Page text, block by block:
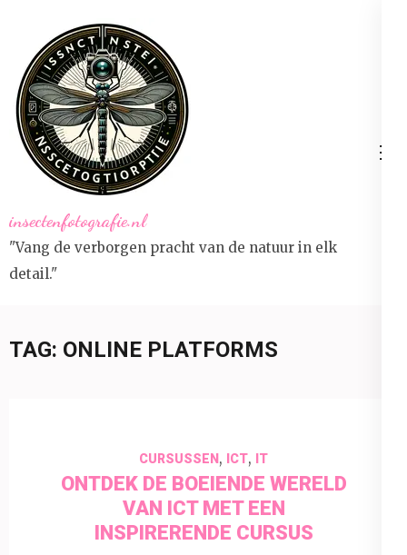
inhoud
(druk
op
Enter)
insectenfotografie.nl
"Vang de verborgen pracht van de natuur in elk
detail."
TAG: ONLINE PLATFORMS
CURSUSSEN , ICT, IT
ONTDEK DE BOEIENDE WERELD
VAN ICT MET EEN
INSPIRERENDE CURSUS